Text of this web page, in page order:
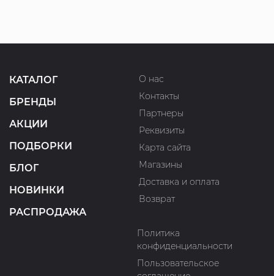
КАТАЛОГ
БРЕНДЫ
АКЦИИ
ПОДБОРКИ
БЛОГ
НОВИНКИ
РАСПРОДАЖА
О нас
Контакты
Партнеры
Реквизиты
Карта сайта
Магазины
Доставка и оплата
Возврат
Политика
конфиденциальности
Пользовательское